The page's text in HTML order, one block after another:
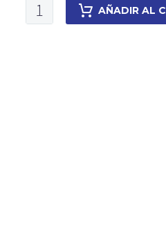
principio
AÑADIR AL